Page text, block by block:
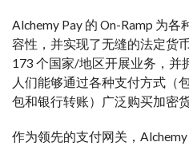
Alchemy Pay 的 On-Ramp 为
容性，并实现了无缝的法定货
173 个国家/地区开展业务，并
人们能够通过各种支付方式（
包和银行转账）广泛购买加密货
作为领先的支付网关，Alchemy